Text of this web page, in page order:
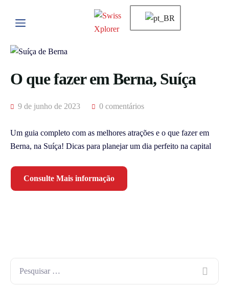
O que fazer em Berna, Suíça
9 de junho de 2023 0 comentários
Um guia completo com as melhores atrações e o que fazer em
Berna, na Suíça! Dicas para planejar um dia perfeito na capital
Consulte Mais informação